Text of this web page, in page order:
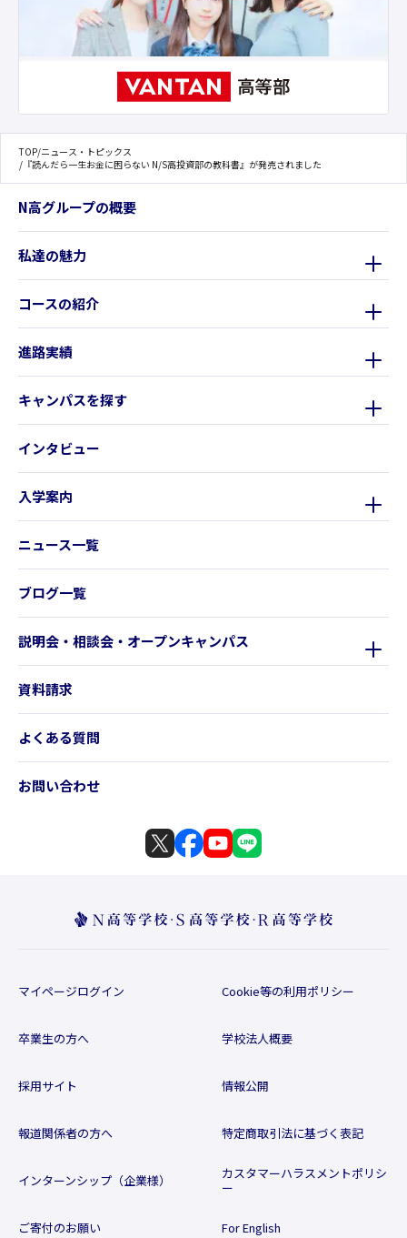
TOP/ニュース・トピックス
/ 『読んだら一生お金に困らない N/S高投資部の教科書』が発売されました
N高グループの概要
私達の魅力
コースの紹介
進路実績
キャンパスを探す
インタビュー
入学案内
ニュース一覧
ブログ一覧
説明会・相談会・オープンキャンパス
資料請求
よくある質問
お問い合わせ
マイページログイン
卒業生の方へ
採用サイト
報道関係者の方へ
インターンシップ（企業様）
ご寄付のお願い
Cookie等の利用ポリシー
学校法人概要
情報公開
特定商取引法に基づく表記
カスタマーハラスメントポリシ
ー
For English